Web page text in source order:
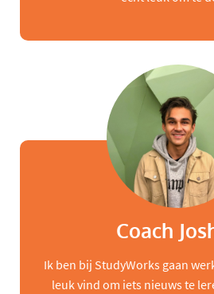
Coach
Ik ben bij StudyWorks gaan
leuk vind om iets nieuws te